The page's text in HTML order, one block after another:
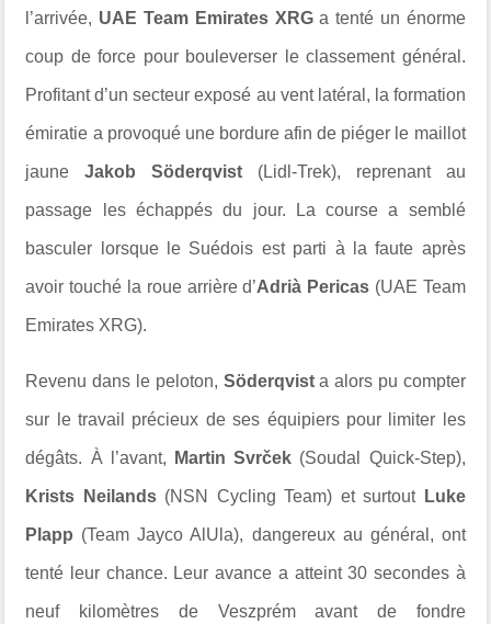
l’arrivée, UAE Team Emirates XRGa tenté un énorme
coup de force pour bouleverser le classement général.
Profitant d’un secteur exposé au vent latéral, la formation
émiratie a provoqué une bordure afin de piéger le maillot
jauneJakob Söderqvist (Lidl-Trek), reprenant au
passage les échappés du jour. La course a semblé
basculer lorsque le Suédois est parti à la faute après
avoir touché la roue arrière d’Adrià Pericas (UAE Team
Emirates XRG).
Revenu dans le peloton, Söderqvista alors pu compter
sur le travail précieux de ses équipiers pour limiter les
dégâts. À l’avant, Martin Svrček (Soudal Quick-Step),
Krists Neilands(NSN Cycling Team) et surtout Luke
Plapp (Team Jayco AlUla), dangereux au général, ont
tenté leur chance. Leur avance a atteint 30 secondes à
neuf kilomètres de Veszprém avant de fondre